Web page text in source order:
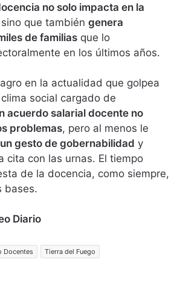
no solo impacta en la
sino que también genera
de familias que lo
en los últimos años.
en la actualidad que golpea
social cargado de
acuerdo salarial docente no
problemas, pero al menos le
gesto de gobernabilidad y
cita con las urnas. El tiempo
de la docencia, como siempre,
bases.
Diario
Docentes Tierra del Fuego